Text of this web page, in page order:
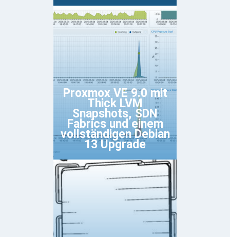
Proxmox VE 9.0 mit
Thick LVM
Snapshots, SDN
Fabrics und einem
vollständigen Debian
13 Upgrade